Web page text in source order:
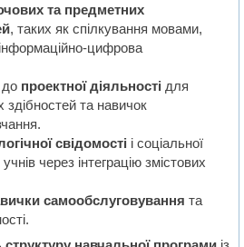
та предметних
, таких як спілкування мовами,
цифрова
до проектної діяльності для
здібностей та навичок
свідомості і соціальної
через інтеграцію змістових
самообслуговування та